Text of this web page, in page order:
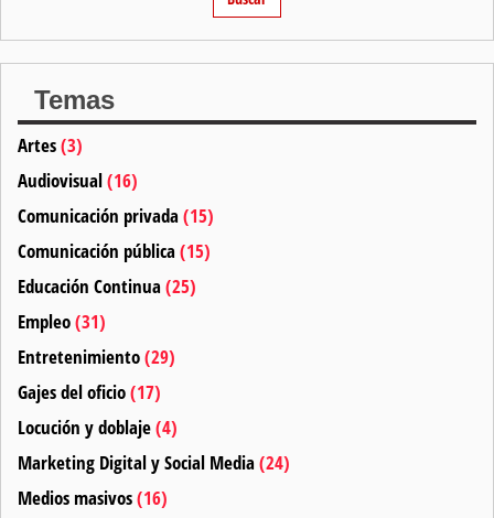
Temas
Artes(3)
Audiovisual(16)
Comunicación privada(15)
Comunicación pública(15)
Educación Continua(25)
Empleo(31)
Entretenimiento(29)
Gajes del oficio(17)
Locución y doblaje(4)
Marketing Digital y Social Media(24)
Medios masivos(16)